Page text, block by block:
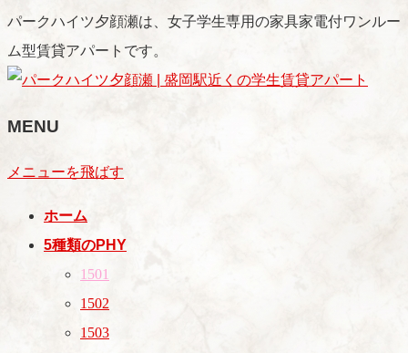
パークハイツ夕顔瀬は、女子学生専用の家具家電付ワンルー
ム型賃貸アパートです。
MENU
メニューを飛ばす
ホーム
5種類のPHY
1501
1502
1503